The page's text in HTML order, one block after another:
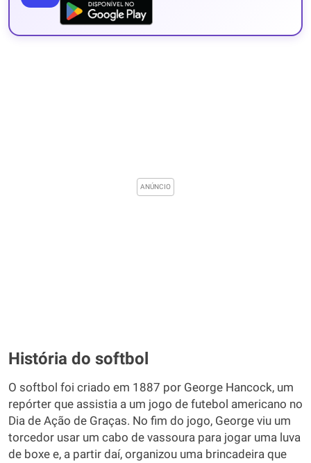
História do softbol
O softbol foi criado em 1887 por George Hancock, um
repórter que assistia a um jogo de futebol americano no
Dia de Ação de Graças. No fim do jogo, George viu um
torcedor usar um cabo de vassoura para jogar uma luva
de boxe e, a partir daí, organizou uma brincadeira que